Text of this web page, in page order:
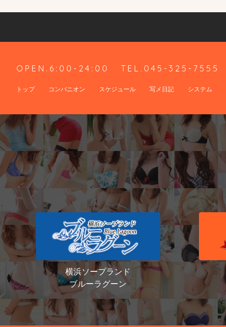
OPEN.6:00-24:00 TEL.045-325-7555
トップ コンパニオン スケジュール 写メ日記 システム
横浜ソープランド
ブルーラグーン